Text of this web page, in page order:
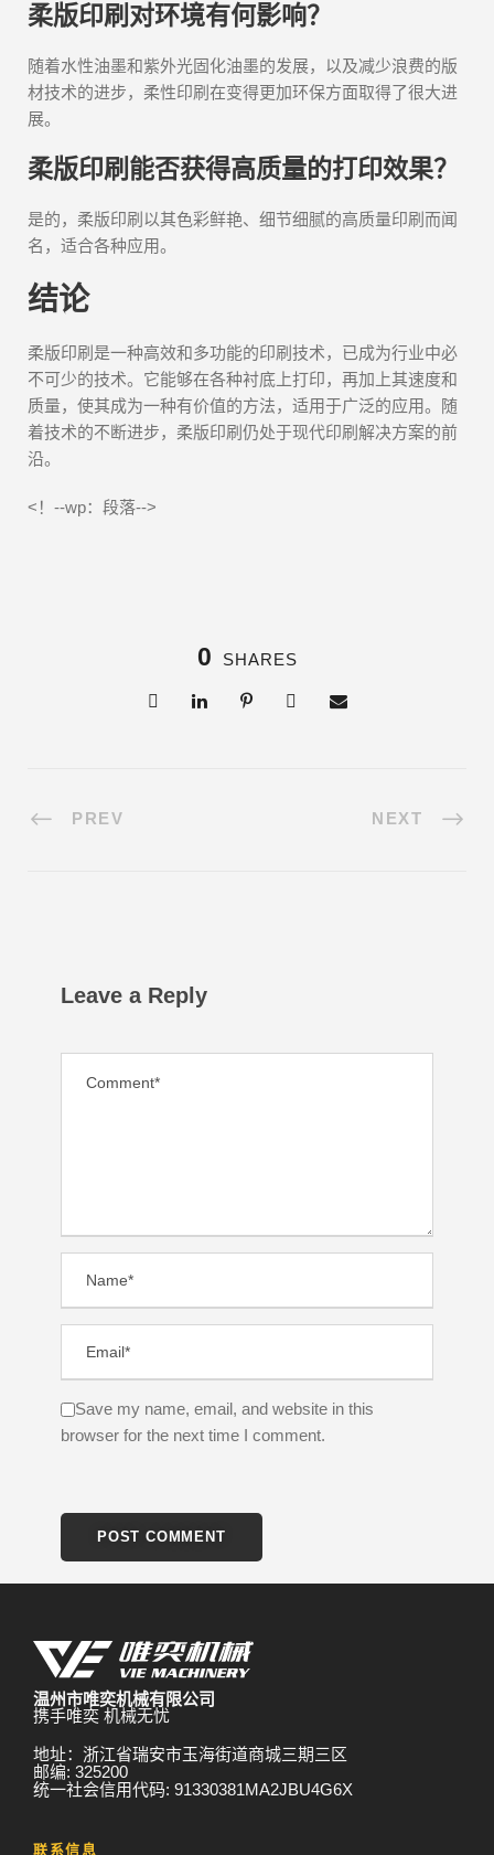
柔版印刷对环境有何影响？
随着水性油墨和紫外光固化油墨的发展，以及减少浪费的版
材技术的进步，柔性印刷在变得更加环保方面取得了很大进
展。
柔版印刷能否获得高质量的打印效果？
是的，柔版印刷以其色彩鲜艳、细节细腻的高质量印刷而闻
名，适合各种应用。
结论
柔版印刷是一种高效和多功能的印刷技术，已成为行业中必
不可少的技术。它能够在各种衬底上打印，再加上其速度和
质量，使其成为一种有价值的方法，适用于广泛的应用。随
着技术的不断进步，柔版印刷仍处于现代印刷解决方案的前
沿。
<！--wp：段落-->
0 SHARES
PREV NEXT
Leave a Reply
Save my name, email, and website in this
browser for the next time I comment.
温州市唯奕机械有限公司
携手唯奕 机械无忧
地址：浙江省瑞安市玉海街道商城三期三区
邮编: 325200
统一社会信用代码: 91330381MA2JBU4G6X
联系信息